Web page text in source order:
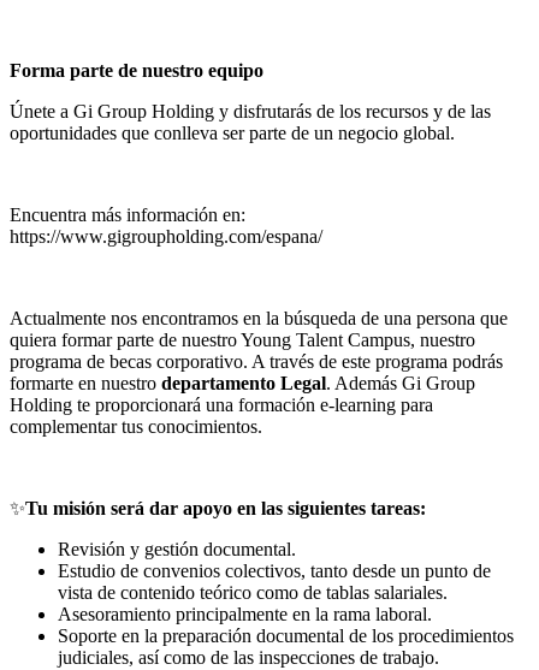
Forma parte de nuestro equipo
Únete a Gi Group Holding y disfrutarás de los recursos y de las
oportunidades que conlleva ser parte de un negocio global.
Encuentra más información en:
https://www.gigroupholding.com/espana/
Actualmente nos encontramos en la búsqueda de una persona que
quiera formar parte de nuestro Young Talent Campus, nuestro
programa de becas corporativo. A través de este programa podrás
formarte en nuestro departamento Legal. Además Gi Group
Holding te proporcionará una formación e-learning para
complementar tus conocimientos.
✨Tu misión será dar apoyo en las siguientes tareas:
Revisión y gestión documental.
Estudio de convenios colectivos, tanto desde un punto de
vista de contenido teórico como de tablas salariales.
Asesoramiento principalmente en la rama laboral.
Soporte en la preparación documental de los procedimientos
judiciales, así como de las inspecciones de trabajo.